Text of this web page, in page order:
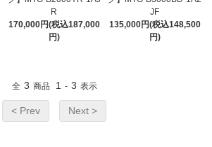
R
170,000円(税込187,000
円)
JF
135,000円(税込148,500
円)
全 3 商品 1 - 3 表示
< Prev Next >